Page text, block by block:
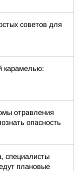
советов для
карамелью:
отравления
опасность
специалисты
плановые